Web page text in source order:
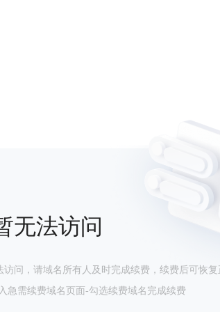
无法访问
问，请域名所有人及时完成续费，续费后可恢复
急需续费域名页面-勾选续费域名完成续费